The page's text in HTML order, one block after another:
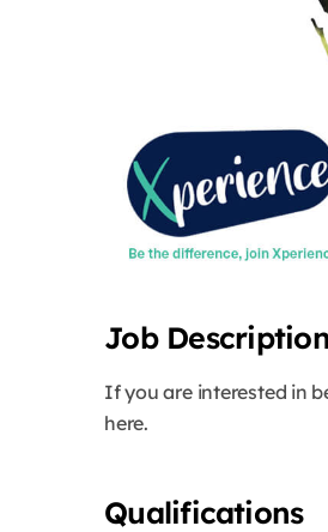
Job Description
If you are interested in
here.
Qualifications